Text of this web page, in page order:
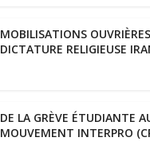
MOBILISATIONS
DICTATURE RELIGIEUSE
DE LA GRÈVE ÉTUDIANTE
MOUVEMENT INTERPRO